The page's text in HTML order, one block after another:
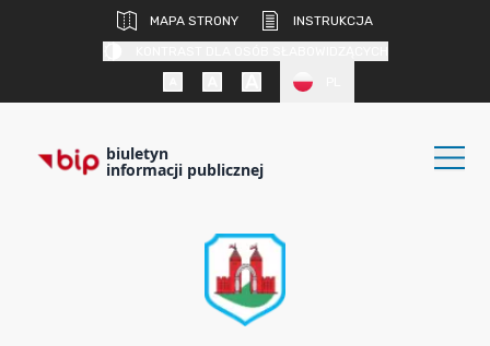
MAPA STRONY
INSTRUKCJA
biuletyn
informacji publicznej